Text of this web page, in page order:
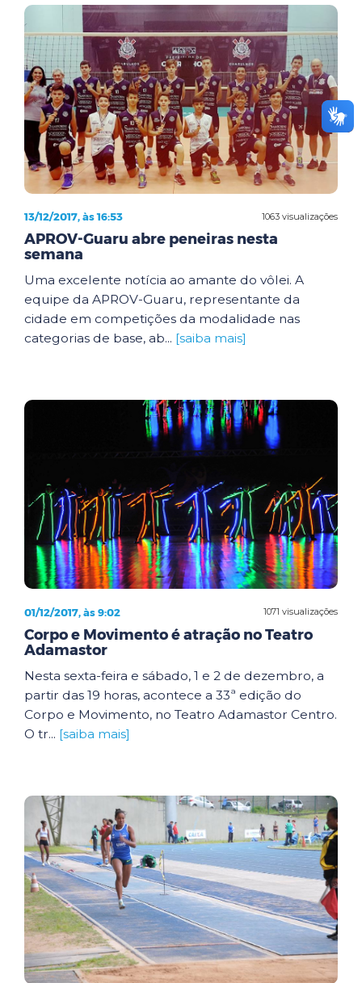
1063 visualizações
13/12/2017, às 16:53
APROV-Guaru abre peneiras nesta
semana
Uma excelente notícia ao amante do vôlei. A
equipe da APROV-Guaru, representante da
cidade em competições da modalidade nas
categorias de base, ab... [saiba mais]
1071 visualizações
01/12/2017, às 9:02
Corpo e Movimento é atração no Teatro
Adamastor
Nesta sexta-feira e sábado, 1 e 2 de dezembro, a
partir das 19 horas, acontece a 33ª edição do
Corpo e Movimento, no Teatro Adamastor Centro.
O tr... [saiba mais]